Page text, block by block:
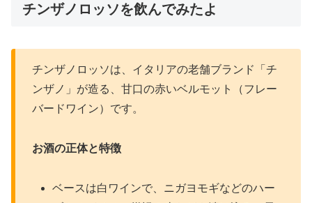
チンザノロッソを飲んでみたよ
チンザノロッソは、イタリアの老舗ブランド「チ
ンザノ」が造る、甘口の赤いベルモット（フレー
バードワイン）です。​
お酒の正体と特徴
ベースは白ワインで、ニガヨモギなどのハー